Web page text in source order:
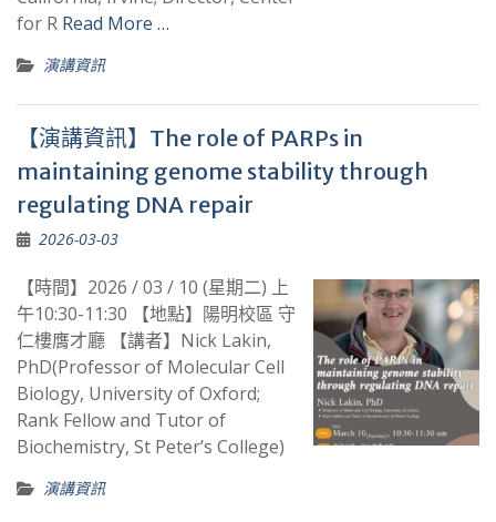
for R Read More …
演講資訊
【演講資訊】The role of PARPs in
maintaining genome stability through
regulating DNA repair
2026-03-03
【時間】2026 / 03 / 10 (星期二) 上
午10:30-11:30 【地點】陽明校區 守
仁樓膺才廳 【講者】Nick Lakin,
PhD(Professor of Molecular Cell
Biology, University of Oxford;
Rank Fellow and Tutor of
Biochemistry, St Peter’s College)
演講資訊